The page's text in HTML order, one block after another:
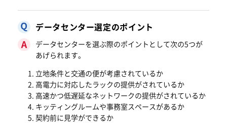
データセンター選定のポイント
データセンターを選ぶ際のポイントとして次の5つが
あげられます。
立地条件と交通の便が考慮されているか
高電力に対応したラックの提供がされているか
高速かつ低遅延なネットワークの提供がされているか
キッティングルームや事務室スペースがあるか
契約前に見学ができるか